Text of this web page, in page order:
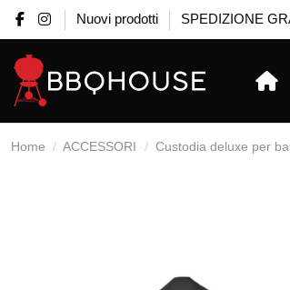
Nuovi prodotti SPEDIZIONE
Home ACCESSORI Custodia deluxe per